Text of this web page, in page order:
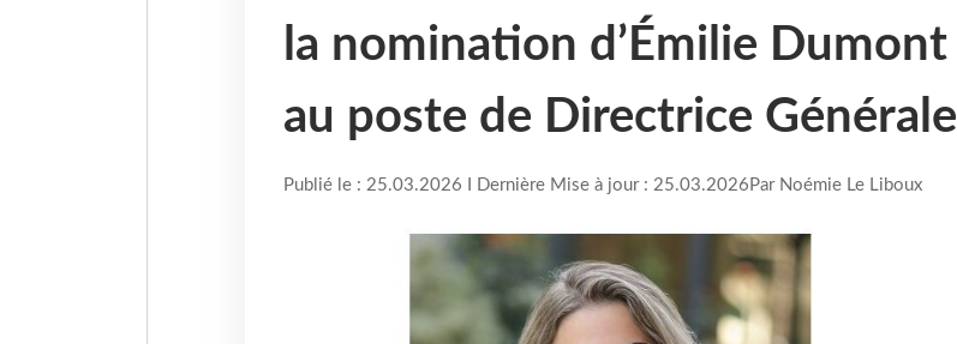
la nomination d’Émilie Dumont
au poste de Directrice Générale
Publié le : 25.03.2026 I Dernière Mise à jour : 25.03.2026 Par Noémie Le Liboux